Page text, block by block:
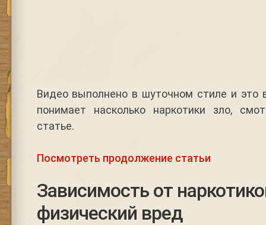
Видео выполнено в шуточном стиле и это
понимает насколько наркотики зло,
статье.
Посмотреть продолжение статьи
Зависимость от
физический вред